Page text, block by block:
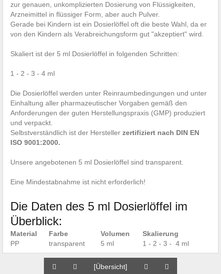
zur genauen, unkomplizierten Dosierung von Flüssigkeiten,
Arzneimittel in flüssiger Form, aber auch Pulver.
Gerade bei Kindern ist ein Dosierlöffel oft die beste Wahl, da er
von den Kindern als Verabreichungsform gut "akzeptiert" wird.
Skaliert ist der 5 ml Dosierlöffel in folgenden Schritten:
1 - 2 - 3 - 4 ml
Die Dosierlöffel werden unter Reinraumbedingungen und unter
Einhaltung aller pharmazeutischer Vorgaben gemäß den
Anforderungen der guten Herstellungspraxis (GMP) produziert
und verpackt.
Selbstverständlich ist der Hersteller zertifiziert nach DIN EN
ISO 9001:2000.
Unsere angebotenen 5 ml Dosierlöffel sind transparent.
Eine Mindestabnahme ist nicht erforderlich!
Die Daten des 5 ml Dosierlöffel im
Überblick:
Material Farbe Volumen
Skalierung
PP
transparent 5 ml 1 - 2 - 3 - 4 ml
[Übersicht]